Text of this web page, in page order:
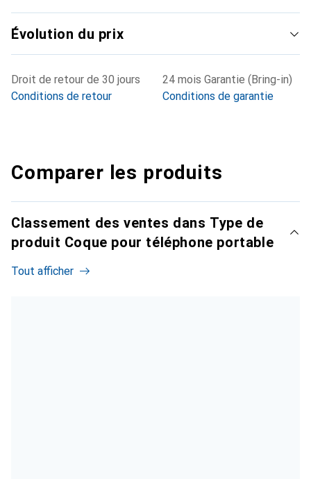
Évolution du prix
Droit de retour de 30 jours
Conditions de retour
24 mois Garantie (Bring-in)
Conditions de garantie
Comparer les produits
Classement des ventes dans Type de
produit Coque pour téléphone portable
Tout afficher